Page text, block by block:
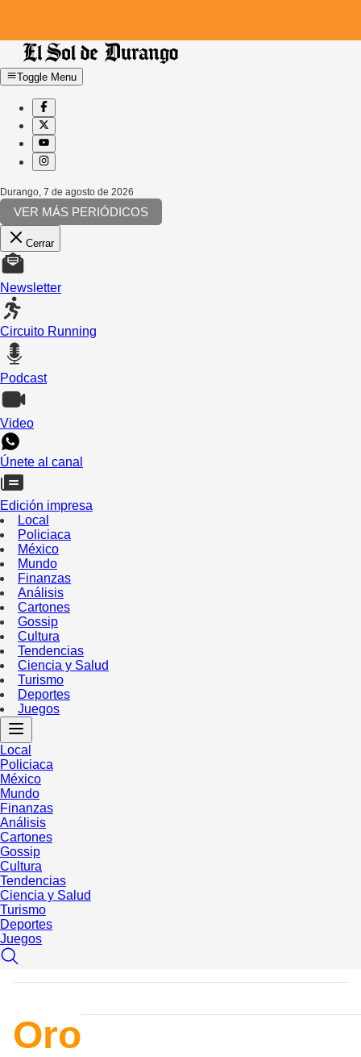
Toggle Menu
Durango 7 de agosto de 2026
VER MÁS PERIÓDICOS
Cerrar
Newsletter
Circuito Running
Podcast
Video
Únete al canal
Edición impresa
Local
Policiaca
México
Mundo
Finanzas
Análisis
Cartones
Gossip
Cultura
Tendencias
Ciencia y Salud
Turismo
Deportes
Juegos
Local
Policiaca
México
Mundo
Finanzas
Análisis
Cartones
Gossip
Cultura
Tendencias
Ciencia y Salud
Turismo
Deportes
Juegos
Oro